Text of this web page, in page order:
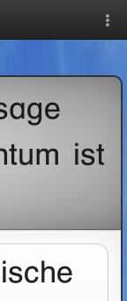
ist